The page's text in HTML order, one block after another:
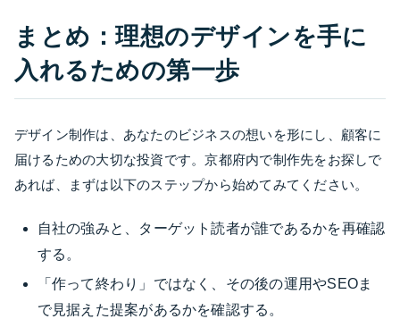
まとめ：理想のデザインを手に
入れるための第一歩
デザイン制作は、あなたのビジネスの想いを形にし、顧客に
届けるための大切な投資です。京都府内で制作先をお探しで
あれば、まずは以下のステップから始めてみてください。
自社の強みと、ターゲット読者が誰であるかを再確認
する。
「作って終わり」ではなく、その後の運用やSEOま
で見据えた提案があるかを確認する。